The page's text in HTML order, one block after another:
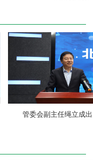
管委会副主任绳立成